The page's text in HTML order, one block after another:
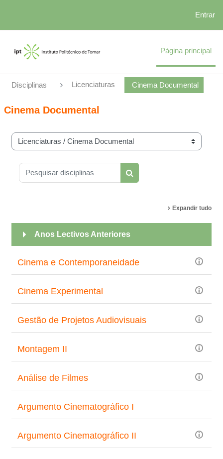
Entrar
Página principal
Disciplinas Licenciaturas Cinema Documental
Cinema Documental
Categorias de disciplinas
Pesquisar disciplinas
Pesquisar disciplinas
Expandir tudo
Anos Lectivos Anteriores
Cinema e Contemporaneidade
Cinema Experimental
Gestão de Projetos Audiovisuais
Montagem II
Análise de Filmes
Argumento Cinematográfico I
Argumento Cinematográfico II